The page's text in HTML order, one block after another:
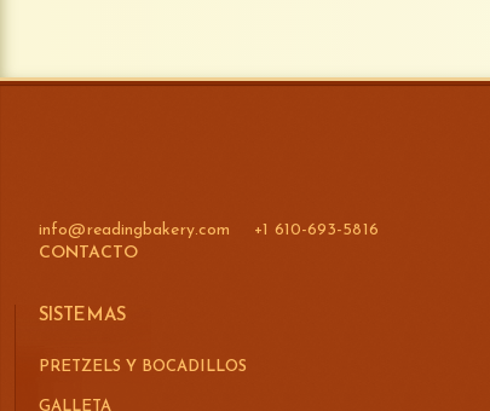
info@readingbakery.com
+1 610-693-5816
CONTACTO
SISTEMAS
PRETZELS Y BOCADILLOS
GALLETA